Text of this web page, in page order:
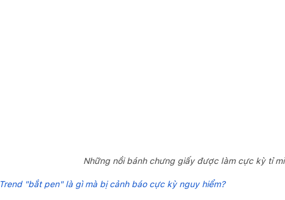
Những nồi bánh chưng giấy được làm cực kỳ tỉ mỉ
Trend "bắt pen" là gì mà bị cảnh báo cực kỳ nguy hiểm?